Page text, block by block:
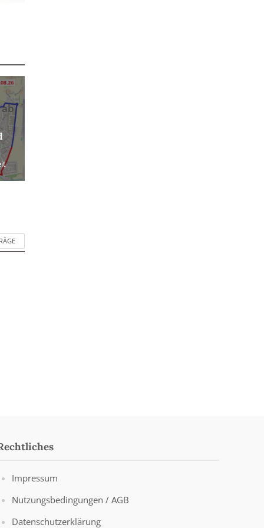
ab
Impressum
Nutzungsbedingungen / AGB
Datenschutzerklärung